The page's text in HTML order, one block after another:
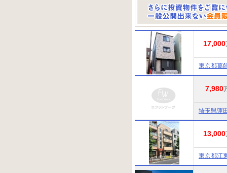
17,000
東京都葛
7,980
埼玉県蓮
13,000
東京都江